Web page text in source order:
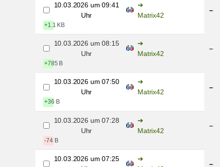
10.03.2026 um 09:41
Uhr
Matrix42
–
+1.1 KB
10.03.2026 um 08:15
Uhr
Matrix42
–
+785 B
10.03.2026 um 07:50
Uhr
Matrix42
–
+36 B
10.03.2026 um 07:28
Uhr
Matrix42
–
-74 B
10.03.2026 um 07:25
–